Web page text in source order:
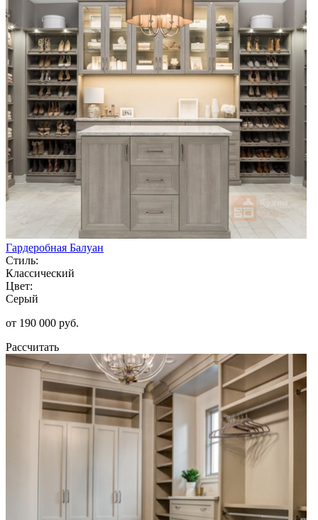
Гардеробная Балуан
Стиль:
Классический
Цвет:
Серый
от 190 000 руб.
Рассчитать